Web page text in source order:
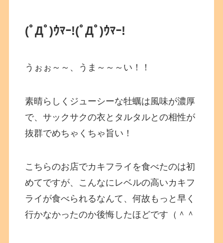
(ﾟДﾟ)ｳﾏｰ!(ﾟДﾟ)ｳﾏｰ!
うぉぉ～～、うま～～～い！！
素晴らしくジューシーな牡蠣は風味が濃厚
で、サックサクの衣とタルタルとの相性が
抜群でめちゃくちゃ旨い！
こちらのお店でカキフライを食べたのは初
めてですが、こんなにレベルの高いカキフ
ライが食べられるなんて、何故もっと早く
行かなかったのか後悔したほどです（＾＾